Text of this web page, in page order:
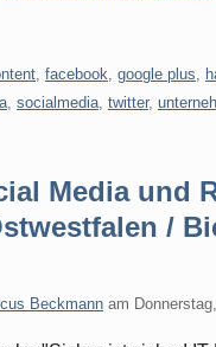
facebook google plus
socialmedia twitter,
Media und
/
Beckmann am